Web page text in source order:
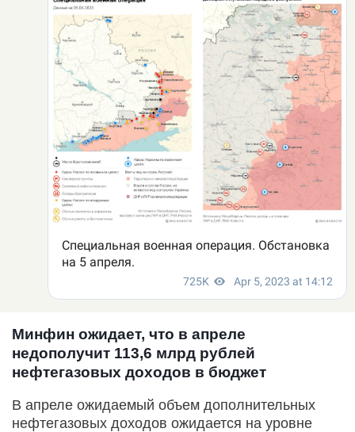
Минфин ожидает, что в апреле
недополучит 113,6 млрд рублей
нефтегазовых доходов в бюджет
В апреле ожидаемый объем дополнительных
нефтегазовых доходов ожидается на уровне